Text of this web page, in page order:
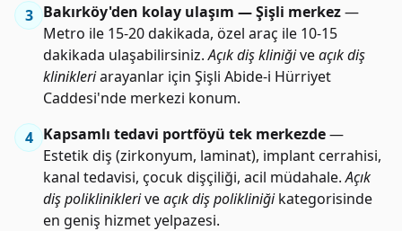
3 Bakırköy'den kolay ulaşım — Şişli merkez—
Metro ile 15-20 dakikada, özel araç ile 10-15
dakikada ulaşabilirsiniz.Açık diş kliniğiveaçık diş
klinikleriarayanlar için Şişli Abide-i Hürriyet
Caddesi'nde merkezi konum.
4 Kapsamlı tedavi portföyü tek merkezde—
Estetik diş (zirkonyum, laminat), implant cerrahisi,
kanal tedavisi, çocuk dişçiliği, acil müdahale.Açık
diş poliklinikleriveaçık diş polikliniğikategorisinde
en geniş hizmet yelpazesi.